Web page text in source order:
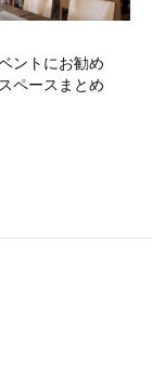
ントにお勧め
ペースまとめ